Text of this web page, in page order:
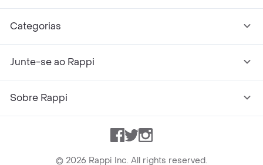
Categorias
Junte-se ao Rappi
Sobre Rappi
Facebook
TwitterInstagram
© 2026 Rappi Inc. All rights reserved.